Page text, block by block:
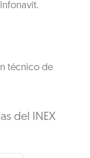
técnico de
del INEX